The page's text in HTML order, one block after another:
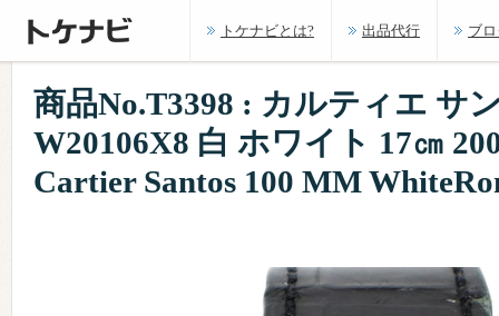
トケナビとは? 出品代行 ブ
商品No.T3398 : カルティエ サ
W20106X8 白 ホワイト 17㎝
Cartier Santos 100 MM